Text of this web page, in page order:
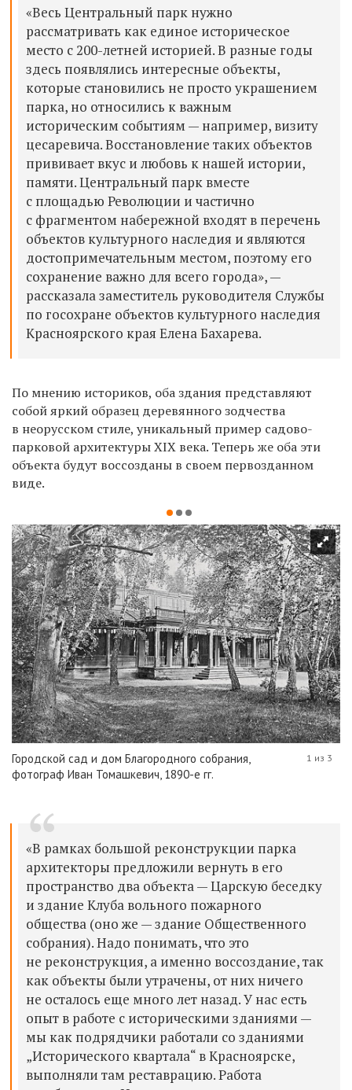
«Весь Центральный парк нужно
рассматривать как единое историческое
место с 200-летней историей. В разные годы
здесь появлялись интересные объекты,
которые становились не просто украшением
парка, но относились к важным
историческим событиям — например, визиту
цесаревича. Восстановление таких объектов
прививает вкус и любовь к нашей истории,
памяти. Центральный парк вместе
с площадью Революции и частично
с фрагментом набережной входят в перечень
объектов культурного наследия и являются
достопримечательным местом, поэтому его
сохранение важно для всего города», —
рассказала заместитель руководителя Службы
по госохране объектов культурного наследия
Красноярского края Елена Бахарева.
По мнению историков, оба здания представляют
собой яркий образец деревянного зодчества
в неорусском стиле, уникальный пример садово-
парковой архитектуры XIX века. Теперь же оба эти
объекта будут воссозданы в своем первозданном
виде.
Городской сад и дом Благородного собрания,
фотограф Иван Томашкевич, 1890-е гг.
1 из 3
«В рамках большой реконструкции парка
архитекторы предложили вернуть в его
пространство два объекта — Царскую беседку
и здание Клуба вольного пожарного
общества (оно же — здание Общественного
собрания). Надо понимать, что это
не реконструкция, а именно воссоздание, так
как объекты были утрачены, от них ничего
не осталось еще много лет назад. У нас есть
опыт в работе с историческими зданиями —
мы как подрядчики работали со зданиями
„Исторического квартала“ в Красноярске,
выполняли там реставрацию. Работа